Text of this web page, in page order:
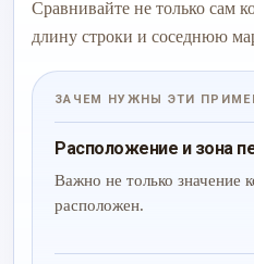
Сравнивайте не только сам
длину строки и соседнюю
ЗАЧЕМ НУЖНЫ ЭТИ
Расположение и зона
Важно не только значение
расположен.